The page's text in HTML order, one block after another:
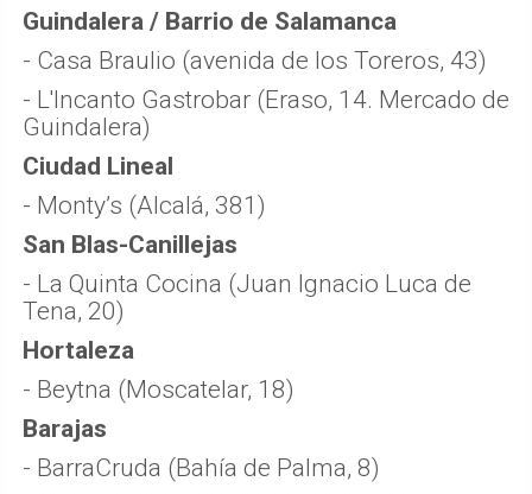
Guindalera / Barrio de Salamanca
- Casa Braulio (avenida de los Toreros, 43)
- L'Incanto Gastrobar (Eraso, 14. Mercado de
Guindalera)
Ciudad Lineal
- Monty’s (Alcalá, 381)
San Blas-Canillejas
- La Quinta Cocina (Juan Ignacio Luca de
Tena, 20)
Hortaleza
- Beytna (Moscatelar, 18)
Barajas
- BarraCruda (Bahía de Palma, 8)